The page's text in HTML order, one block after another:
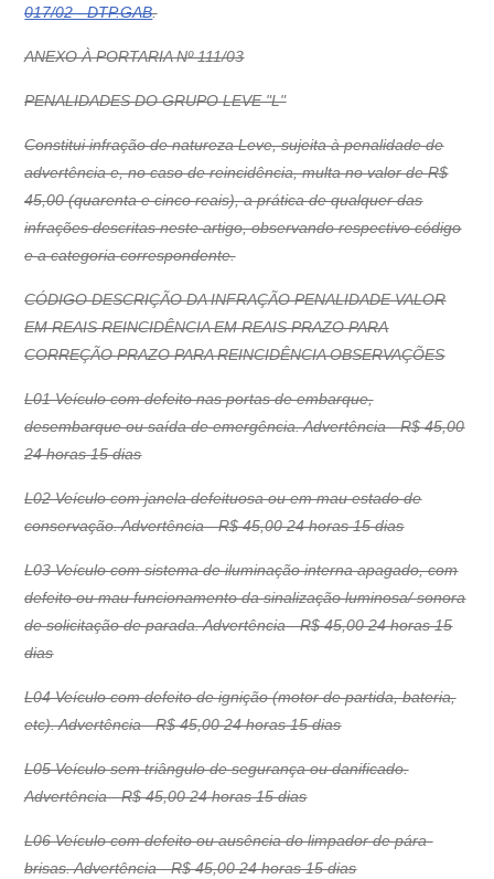
017/02 - DTP.GAB.
ANEXO À PORTARIA Nº 111/03
PENALIDADES DO GRUPO LEVE "L"
Constitui infração de natureza Leve, sujeita à penalidade de
advertência e, no caso de reincidência, multa no valor de R$
45,00 (quarenta e cinco reais), a prática de qualquer das
infrações descritas neste artigo, observando respectivo código
e a categoria correspondente.
CÓDIGO DESCRIÇÃO DA INFRAÇÃO PENALIDADE VALOR
EM REAIS REINCIDÊNCIA EM REAIS PRAZO PARA
CORREÇÃO PRAZO PARA REINCIDÊNCIA OBSERVAÇÕES
L01 Veículo com defeito nas portas de embarque,
desembarque ou saída de emergência. Advertência - R$ 45,00
24 horas 15 dias
L02 Veículo com janela defeituosa ou em mau estado de
conservação. Advertência - R$ 45,00 24 horas 15 dias
L03 Veículo com sistema de iluminação interna apagado, com
defeito ou mau funcionamento da sinalização luminosa/ sonora
de solicitação de parada. Advertência - R$ 45,00 24 horas 15
dias
L04 Veículo com defeito de ignição (motor de partida, bateria,
etc). Advertência - R$ 45,00 24 horas 15 dias
L05 Veículo sem triângulo de segurança ou danificado.
Advertência - R$ 45,00 24 horas 15 dias
L06 Veículo com defeito ou ausência do limpador de pára-
brisas. Advertência - R$ 45,00 24 horas 15 dias